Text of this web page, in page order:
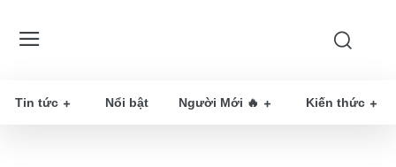
Tin tức Nổi bật Người Mới 🔥 Kiến thức